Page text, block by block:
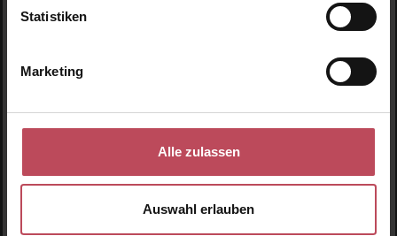
Statistiken
Marketing
Alle zulassen
Auswahl erlauben
Company
Magnesium Flakes
Los Angeles Salt
Company